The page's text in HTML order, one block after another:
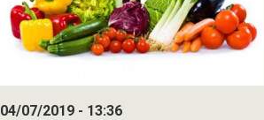
04/07/2019 - 13:36